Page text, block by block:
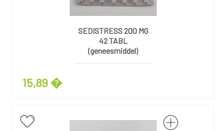
SEDISTRESS 200 MG
42 TABL
(geneesmiddel)
15,89 �